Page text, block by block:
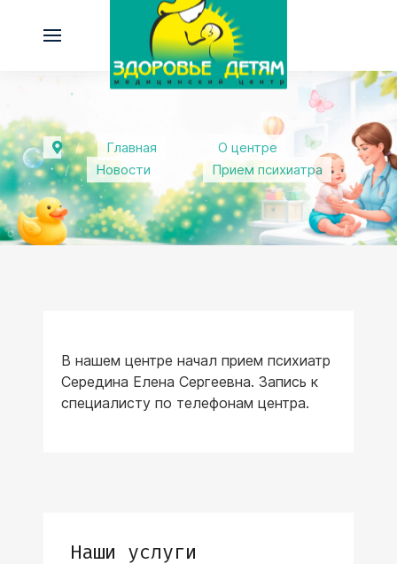
Главная
О центре
Новости
Прием психиатра
В нашем центре начал прием психиатр
Середина Елена Сергеевна. Запись к
специалисту по телефонам центра.
Наши услуги